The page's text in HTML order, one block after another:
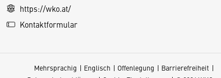
https://wko.at/
Kontaktformular
Mehrsprachig Englisch Offenlegung
Barrierefreiheit
S
e